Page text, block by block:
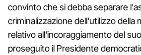
convinto che si debba separare
criminalizzazione dell'utilizzo della
relativo all'incoraggiamento del
proseguito il Presidente